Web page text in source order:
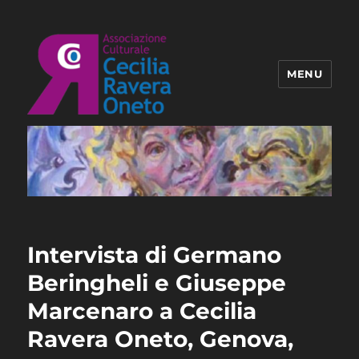
Associazione Ravera Oneto
MENU
Intervista di Germano
Beringheli e Giuseppe
Marcenaro a Cecilia
Ravera Oneto, Genova,